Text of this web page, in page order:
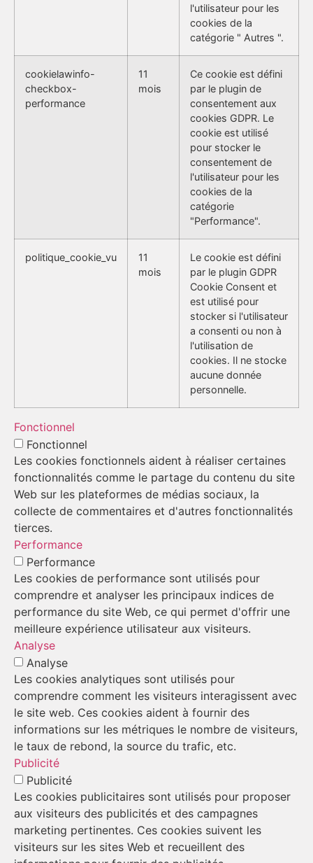
l'utilisateur pour les
cookies de la
catégorie " Autres ".
cookielawinfo-
checkbox-
performance
11
mois
Ce cookie est défini
par le plugin de
consentement aux
cookies GDPR. Le
cookie est utilisé
pour stocker le
consentement de
l'utilisateur pour les
cookies de la
catégorie
"Performance".
politique_cookie_vu
11
mois
Le cookie est défini
par le plugin GDPR
Cookie Consent et
est utilisé pour
stocker si l'utilisateur
a consenti ou non à
l'utilisation de
cookies. Il ne stocke
aucune donnée
personnelle.
Fonctionnel
Fonctionnel
Les cookies fonctionnels aident à réaliser certaines
fonctionnalités comme le partage du contenu du site
Web sur les plateformes de médias sociaux, la
collecte de commentaires et d'autres fonctionnalités
tierces.
Performance
Performance
Les cookies de performance sont utilisés pour
comprendre et analyser les principaux indices de
performance du site Web, ce qui permet d'offrir une
meilleure expérience utilisateur aux visiteurs.
Analyse
Analyse
Les cookies analytiques sont utilisés pour
comprendre comment les visiteurs interagissent avec
le site web. Ces cookies aident à fournir des
informations sur les métriques le nombre de visiteurs,
le taux de rebond, la source du trafic, etc.
Publicité
Publicité
Les cookies publicitaires sont utilisés pour proposer
aux visiteurs des publicités et des campagnes
marketing pertinentes. Ces cookies suivent les
visiteurs sur les sites Web et recueillent des